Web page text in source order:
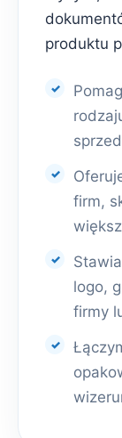
produktu
firm,
logo,
firmy